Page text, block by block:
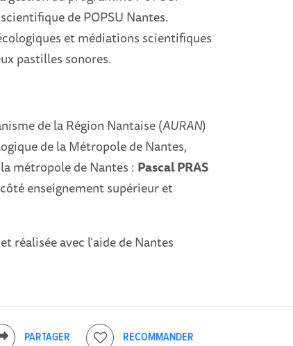
de POPSU Nantes.
et médiations scientifiques
pastilles sonores.
de la Région Nantaise (AURAN)
de la Métropole de Nantes,
métropole de Nantes : Pascal PRAS
enseignement supérieur et
réalisée avec l'aide de Nantes
PARTAGER RECOMMANDER